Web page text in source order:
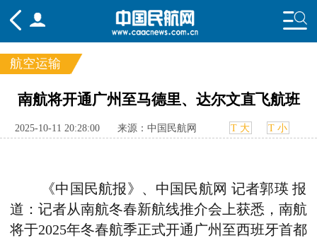
频道
国内 国际
行业
航空运输
南航将开通广州至马德里、达尔文直飞航班
2025-10-11 20:28:00 来源：中国民航网 T 大 T 小
《中国民航报》、中国民航网 记者郭瑛 报
道：记者从南航冬春新航线推介会上获悉，南航
将于2025年冬春航季正式开通广州至西班牙首都